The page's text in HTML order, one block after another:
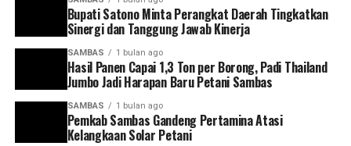
Selain itu, Bupati Satono meminta agar pelaporan
capaian kinerja dilakukan secara tertib dan akurat
sebagai bagian dari upaya mewujudkan tata kelola
pemerintahan yang efektif dan akuntabel.
“Setiap kepala perangkat daerah harus memiliki visi
yang selaras dengan arah pembangunan Kabupaten
Sambas, termasuk dalam hal pelaporan capaian kinerja
Bupati Satono Minta Perangkat Daerah Tingkatkan
Sinergi dan Tanggung Jawab Kinerja
SAMBAS 1 bulan ago
Hasil Panen Capai 1,3 Ton per Borong, Padi Thailand
Jumbo Jadi Harapan Baru Petani Sambas
SAMBAS 1 bulan ago
Pemkab Sambas Gandeng Pertamina Atasi
Kelangkaan Solar Petani